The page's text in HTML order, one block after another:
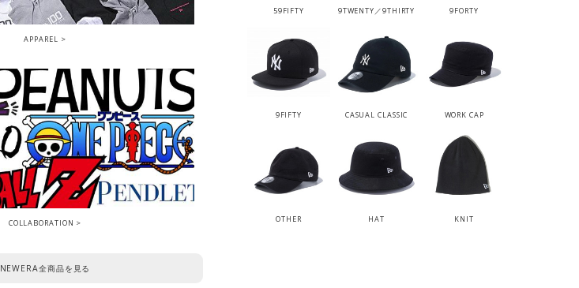
59FIFTY 9TWENTY／9THIRTY 9FORTY
9FIFTY CASUAL CLASSIC WORK CAP
OTHER HAT KNIT
APPAREL
COLLABORATION
NEWERA全商品を見る